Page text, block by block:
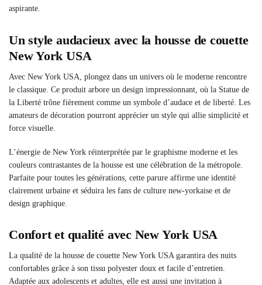
aspirante.
Un style audacieux avec la housse de couette
New York USA
Avec New York USA, plongez dans un univers où le moderne rencontre
le classique. Ce produit arbore un design impressionnant, où la Statue de
la Liberté trône fièrement comme un symbole d’audace et de liberté. Les
amateurs de décoration pourront apprécier un style qui allie simplicité et
force visuelle.
L’énergie de New York réinterprétée par le graphisme moderne et les
couleurs contrastantes de la housse est une célébration de la métropole.
Parfaite pour toutes les générations, cette parure affirme une identité
clairement urbaine et séduira les fans de culture new-yorkaise et de
design graphique.
Confort et qualité avec New York USA
La qualité de la housse de couette New York USA garantira des nuits
confortables grâce à son tissu polyester doux et facile d’entretien.
Adaptée aux adolescents et adultes, elle est aussi une invitation à